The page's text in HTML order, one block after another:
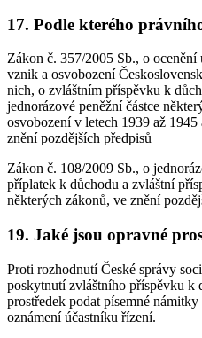
17. Podle kterého
Zákon č. 357/2005 Sb., o
vznik a osvobození
nich, o zvláštním příspěvku k
jednorázové peněžní částce
osvobození v letech 1939 až
znění pozdějších předpisů
Zákon č. 108/2009 Sb., o
příplatek k důchodu a zvláštní
některých zákonů, ve znění
19. Jaké jsou opravné
Proti rozhodnutí České správy
poskytnutí zvláštního příspěvku k
prostředek podat písemné
oznámení účastníku řízení.